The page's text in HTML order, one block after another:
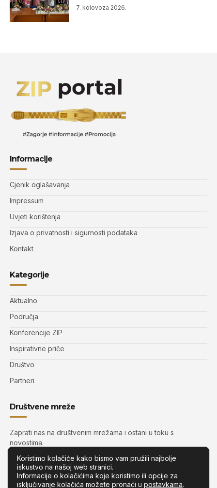
7. kolovoza 2026.
Informacije
Cjenik oglašavanja
Impressum
Uvjeti korištenja
Izjava o privatnosti i sigurnosti podataka
Kontakt
Kategorije
Aktualno
Područja
Konferencije ZIP
Inspirativne priče
Društvo
Partneri
Društvene mreže
Zaprati nas na društvenim mrežama i ostani u toku s
novostima.
Koristimo kolačiće kako bismo vam pružili najbolje
iskustvo na našoj web stranici.
Informacije o kolačićima koje koristimo ili opcije za
isključivanje kolačića možete pronaći u postavkama.